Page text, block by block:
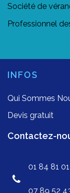
Société de
Professionnel
INFOS
Qui Sommes
Devis gratuit
Contactez-
01 84 81
07 89 52